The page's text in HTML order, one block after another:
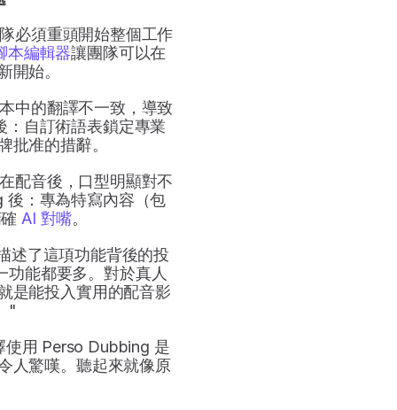
必須重頭開始整個工作
本編輯器讓團隊可以在
開始。
中的翻譯不一致，導致
自訂術語表鎖定專業
批准的措辭。
配音後，口型明顯對不
後：專為特寫內容（包
確 AI 對嘴。
述了這項功能背後的投
功能都要多。對於真人
是能投入實用的配音影
"
使用 Perso Dubbing 是
人驚嘆。聽起來就像原